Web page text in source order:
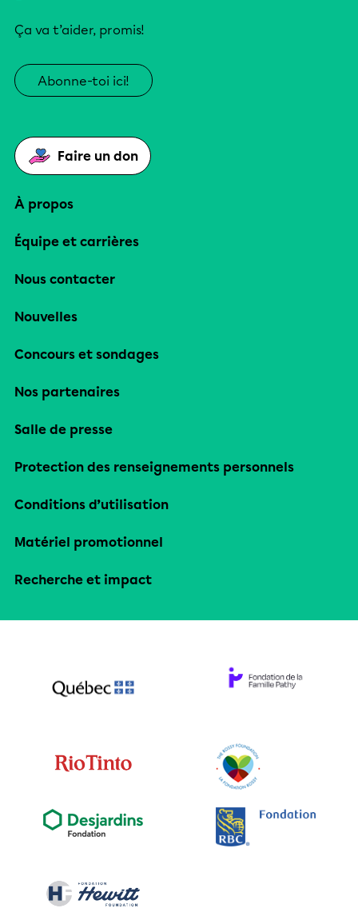
Ça va t’aider, promis!
Abonne-toi ici!
Faire un don
À propos
Équipe et carrières
Nous contacter
Nouvelles
Concours et sondages
Nos partenaires
Salle de presse
Protection des renseignements personnels
Conditions d’utilisation
Matériel promotionnel
Recherche et impact